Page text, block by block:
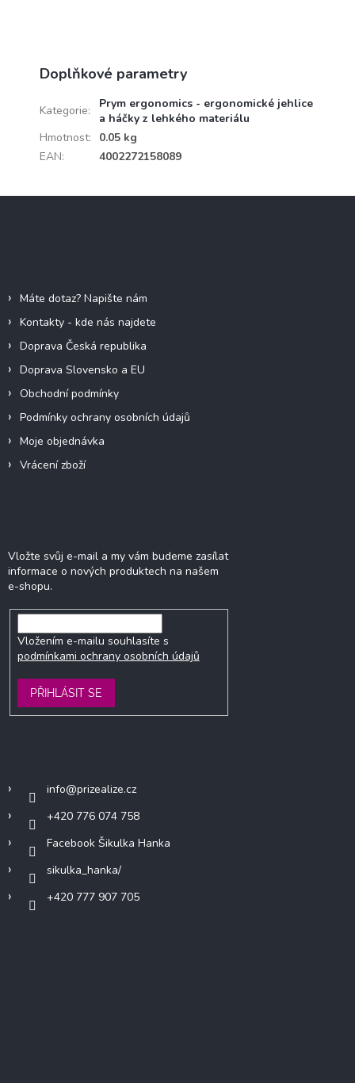
Doplňkové parametry
Kategorie:
Prym ergonomics - ergonomické jehlice
a háčky z lehkého materiálu
Hmotnost:
0.05 kg
EAN: 4002272158089
Máte dotaz? Napište nám
Kontakty - kde nás najdete
Doprava Česká republika
Doprava Slovensko a EU
Obchodní podmínky
Podmínky ochrany osobních údajů
Moje objednávka
Vrácení zboží
Vložte svůj e-mail a my vám budeme zasílat
informace o nových produktech na našem
e-shopu.
Vložením e-mailu souhlasíte s
podmínkami ochrany osobních údajů
PŘIHLÁSIT SE
info@prizealize.cz
+420 776 074 758
Facebook Šikulka Hanka
sikulka_hanka/
+420 777 907 705